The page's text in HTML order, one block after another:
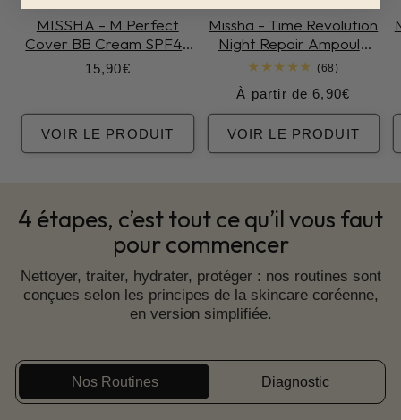
MISSHA - M Perfect
Cover BB Cream SPF42
PA+++
Prix
15,90€
VOIR LE PRODUIT
Missha - Time Revolution
Night Repair Ampoule
5X
(68)
des
Prix
habituel
À partir de 6,90€
VOIR LE PRODUIT
4 étapes, c’est tout ce qu’il vous faut
pour commencer
Nettoyer, traiter, hydrater, protéger : nos routines sont
conçues selon les principes de la skincare coréenne,
en version simplifiée.
Nos Routines Diagnostic